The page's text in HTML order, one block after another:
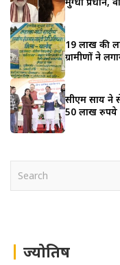
19 लाख की
ग्रामीणों ने
सीएम साय ने
50 लाख रुपये
h ज्योतिष